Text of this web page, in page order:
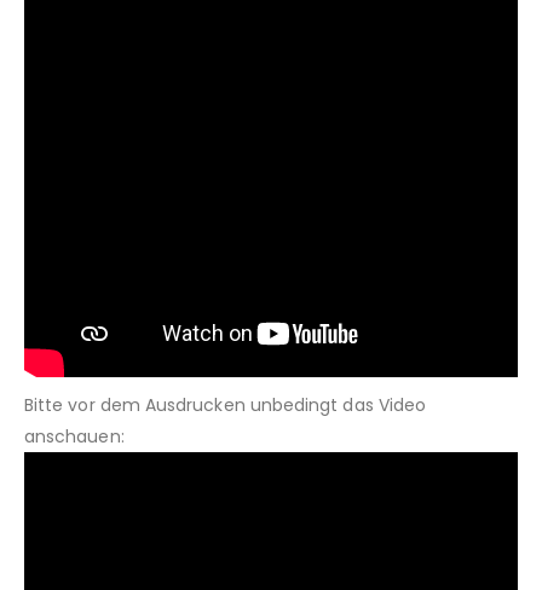
Bitte vor dem Ausdrucken unbedingt das Video
anschauen: